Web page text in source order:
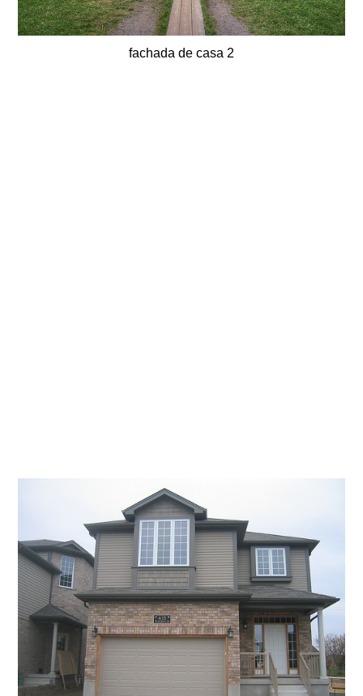
fachada de casa 2